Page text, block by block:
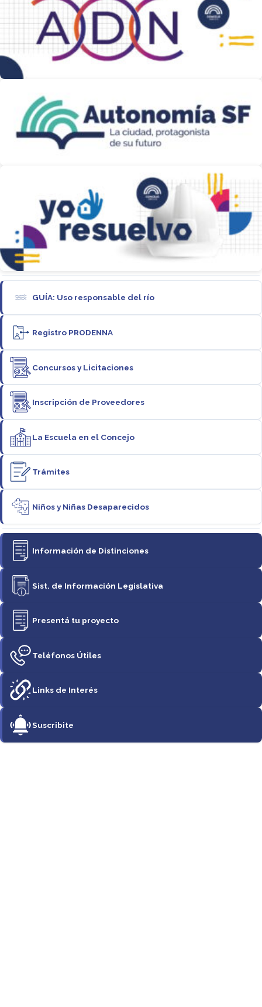
GUÍA: Uso responsable del río
Registro PRODENNA
Concursos y Licitaciones
Inscripción de Proveedores
La Escuela en el Concejo
Trámites
Niños y Niñas Desaparecidos
Información de Distinciones
Sist. de Información Legislativa
Presentá tu proyecto
Teléfonos Útiles
Links de Interés
Suscribite